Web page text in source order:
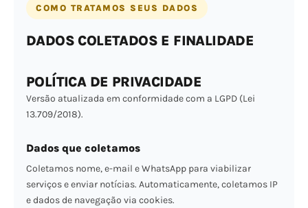
COMO TRATAMOS SEUS DADOS
DADOS COLETADOS E FINALIDADE
POLÍTICA DE PRIVACIDADE
Versão atualizada em conformidade com a LGPD (Lei
13.709/2018).
Dados que coletamos
Coletamos nome, e-mail e WhatsApp para viabilizar
serviços e enviar notícias. Automaticamente, coletamos IP
e dados de navegação via cookies.